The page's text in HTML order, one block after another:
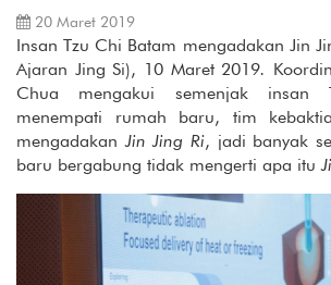
20 Maret 2019
Insan Tzu Chi Batam mengadakan Jin
Ajaran Jing Si), 10 Maret 2019.
Chua mengakui semenjak insan
menempati rumah baru, tim
mengadakanJin Jing Ri, jadi banyak
baru bergabung tidak mengerti apa itu